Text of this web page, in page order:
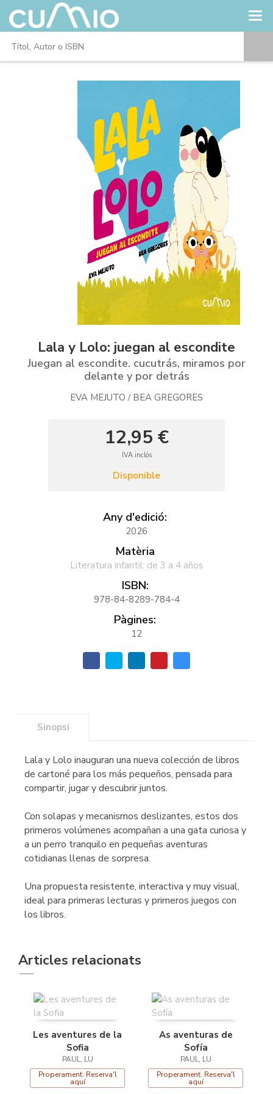
Lala y Lolo: juegan al escondite
Juegan al escondite. cucutrás, miramos por
delante y por detrás
EVA MEJUTO / BEA GREGORES
12,95 €
IVA inclós
Disponible
Any d'edició:
2026
Matèria
Literatura infantil: de 3 a 4 años
ISBN:
978-84-8289-784-4
Pàgines:
12
Sinopsi
Lala y Lolo inauguran una nueva colección de libros
de cartoné para los más pequeños, pensada para
compartir, jugar y descubrir juntos.
Con solapas y mecanismos deslizantes, estos dos
primeros volúmenes acompañan a una gata curiosa y
a un perro tranquilo en pequeñas aventuras
cotidianas llenas de sorpresa.
Una propuesta resistente, interactiva y muy visual,
ideal para primeras lecturas y primeros juegos con
los libros.
Articles relacionats
Les aventures de la
Sofia
PAUL, LU
Properament. Reserva'l
aquí
As aventuras de
Sofía
PAUL, LU
Properament. Reserva'l
aquí